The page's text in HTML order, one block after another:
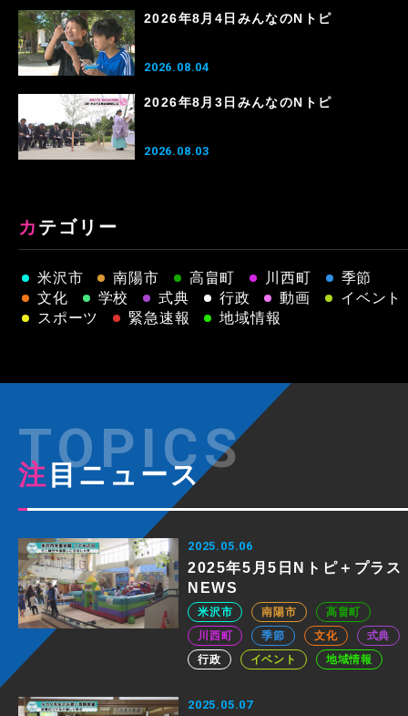
2026年8月4日みんなのNトピ
2026.08.04
2026年8月3日みんなのNトピ
2026.08.03
カテゴリー
米沢市 南陽市 高畠町 川西町
季節
文化
学校 式典 行政 動画
イベント
スポーツ
緊急速報 地域情報
注目ニュース
2025.05.06
2025年5月5日Nトピ＋プラス
NEWS
米沢市 南陽市
高畠町
川西町
季節 文化
式典
行政
イベント 地域情報
2025.05.07